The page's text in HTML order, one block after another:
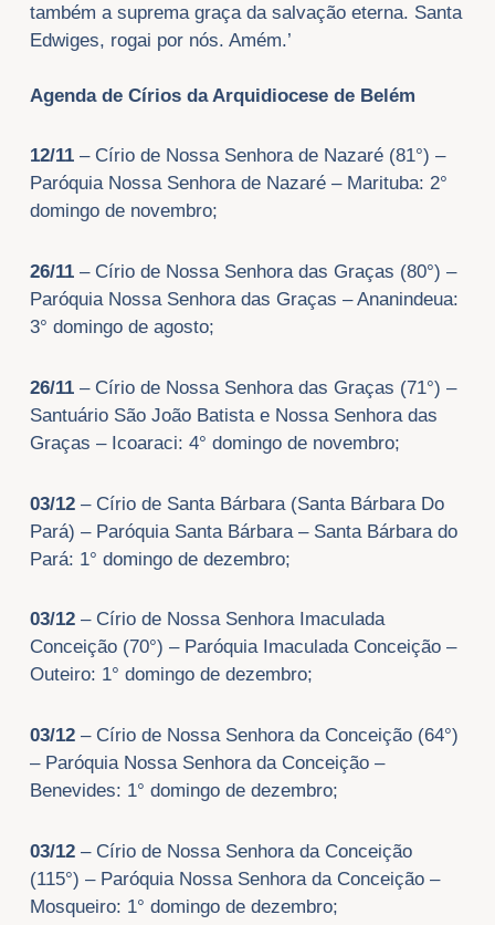
também a suprema graça da salvação eterna. Santa
Edwiges, rogai por nós. Amém.’
Agenda de Círios da Arquidiocese de Belém
12/11– Círio de Nossa Senhora de Nazaré (81°) –
Paróquia Nossa Senhora de Nazaré – Marituba: 2°
domingo de novembro;
26/11– Círio de Nossa Senhora das Graças (80°) –
Paróquia Nossa Senhora das Graças – Ananindeua:
3° domingo de agosto;
26/11– Círio de Nossa Senhora das Graças (71°) –
Santuário São João Batista e Nossa Senhora das
Graças – Icoaraci: 4° domingo de novembro;
03/12– Círio de Santa Bárbara (Santa Bárbara Do
Pará) – Paróquia Santa Bárbara – Santa Bárbara do
Pará: 1° domingo de dezembro;
03/12– Círio de Nossa Senhora Imaculada
Conceição (70°) – Paróquia Imaculada Conceição –
Outeiro: 1° domingo de dezembro;
03/12– Círio de Nossa Senhora da Conceição (64°)
– Paróquia Nossa Senhora da Conceição –
Benevides: 1° domingo de dezembro;
03/12– Círio de Nossa Senhora da Conceição
(115°) – Paróquia Nossa Senhora da Conceição –
Mosqueiro: 1° domingo de dezembro;